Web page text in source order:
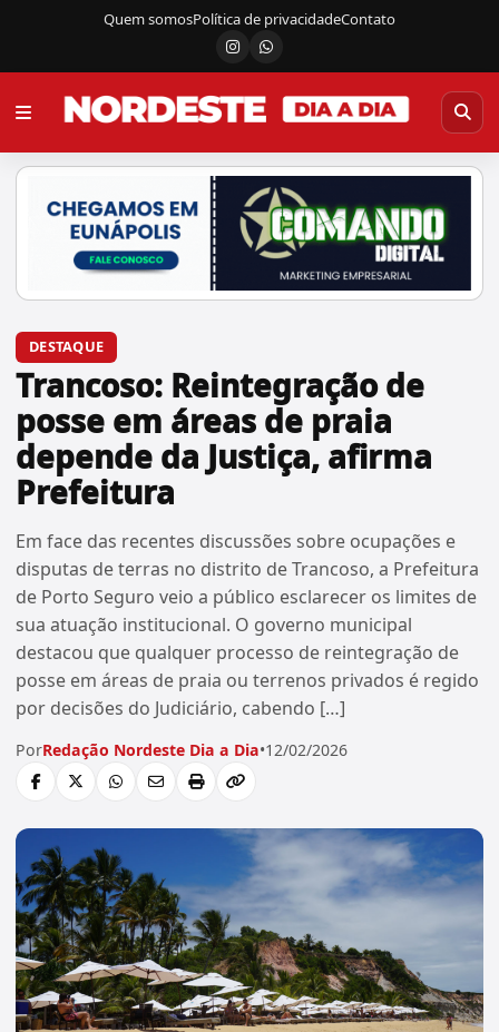
Quem somosPolítica de privacidadeContato
InstagramCanal do WhatsApp
DESTAQUE
Trancoso: Reintegração de
posse em áreas de praia
depende da Justiça, afirma
Prefeitura
Em face das recentes discussões sobre ocupações e
disputas de terras no distrito de Trancoso, a Prefeitura
de Porto Seguro veio a público esclarecer os limites de
sua atuação institucional. O governo municipal
destacou que qualquer processo de reintegração de
posse em áreas de praia ou terrenos privados é regido
por decisões do Judiciário, cabendo […]
PorRedação Nordeste Dia a Dia•12/02/2026